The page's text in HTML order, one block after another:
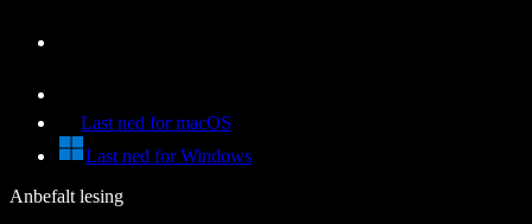
Last ned for macOS
Last ned for Windows
Anbefalt lesing